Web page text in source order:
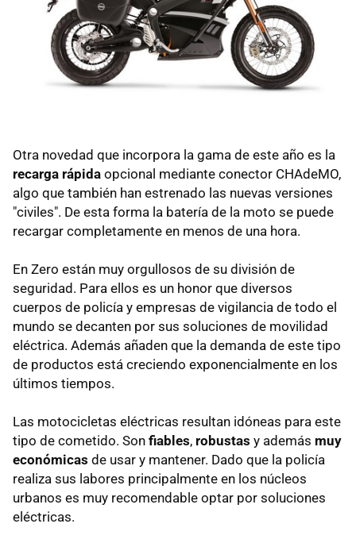
Otra novedad que incorpora la gama de este año es la
recarga rápida opcional mediante conector CHAdeMO,
algo que también han estrenado las nuevas versiones
"civiles". De esta forma la batería de la moto se puede
recargar completamente en menos de una hora.
En Zero están muy orgullosos de su división de
seguridad. Para ellos es un honor que diversos
cuerpos de policía y empresas de vigilancia de todo el
mundo se decanten por sus soluciones de movilidad
eléctrica. Además añaden que la demanda de este tipo
de productos está creciendo exponencialmente en los
últimos tiempos.
Las motocicletas eléctricas resultan idóneas para este
tipo de cometido. Son fiables, robustas y además muy
económicas de usar y mantener. Dado que la policía
realiza sus labores principalmente en los núcleos
urbanos es muy recomendable optar por soluciones
eléctricas.